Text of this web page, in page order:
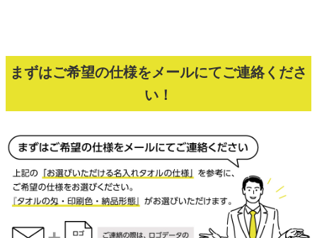
まずはご希望の仕様をメールにてご連絡くださ
い！